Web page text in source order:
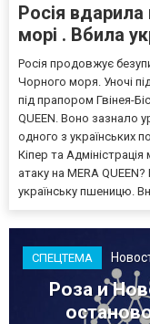
Росія
морі . Вбила
Росія продовжує
Чорного моря. Уночі
під прапором Гвінея-
QUEEN. Воно зазнало
одного з українських
Кіпер та
атаку на MERA
українську пшеницю.
СПЕЦТЕМА
Роза и